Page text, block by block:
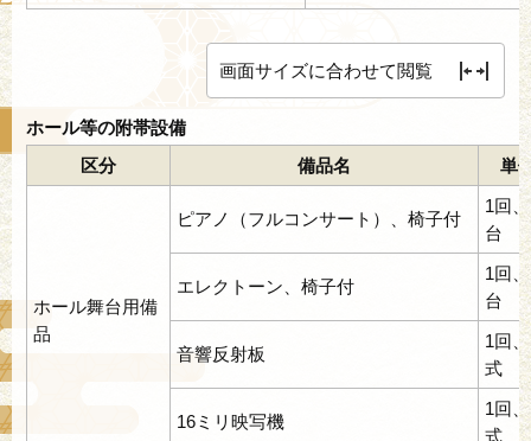
画面サイズに合わせて閲覧
ホール等の附帯設備
区分
備品名 単
ホール舞台用備
品
ピアノ（フルコンサート）、椅子付
1回
台
エレクトーン、椅子付
1回
台
音響反射板
1回
式
16ミリ映写機
1回
式